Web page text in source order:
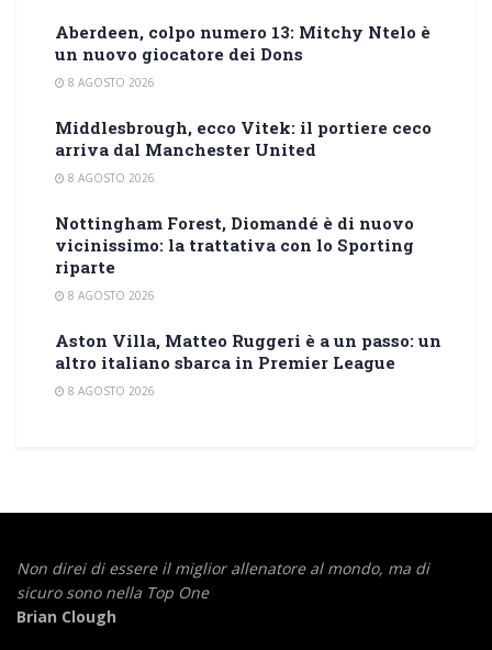
Aberdeen, colpo numero 13: Mitchy Ntelo è
un nuovo giocatore dei Dons
8 AGOSTO 2026
Middlesbrough, ecco Vitek: il portiere ceco
arriva dal Manchester United
8 AGOSTO 2026
Nottingham Forest, Diomandé è di nuovo
vicinissimo: la trattativa con lo Sporting
riparte
8 AGOSTO 2026
Aston Villa, Matteo Ruggeri è a un passo: un
altro italiano sbarca in Premier League
8 AGOSTO 2026
Non direi di essere il miglior allenatore al mondo, ma di
sicuro sono nella Top One
Brian Clough